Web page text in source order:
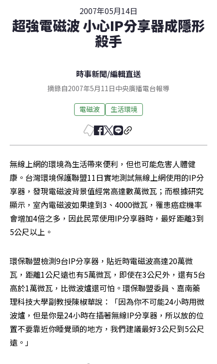
2007年05月14日
超強電磁波 小心IP分享器成隱形
殺手
時事新聞/編輯直送
摘錄自2007年5月11日中央廣播電台報導
電磁波 生活環境
無線上網的環境為生活帶來便利，但也可能危害人體健
康。台灣環境保護聯盟11日實地測試無線上網使用的IP分
享器，發現電磁波背景值經常高達數萬微瓦；而根據研究
顯示，室內電磁波如果達到3、4000微瓦，罹患癌症機率
會增加4倍之多，因此民眾使用IP分享器時，最好距離3到
5公尺以上。
環保聯盟檢測9台IP分享器，貼近時電磁波高達20萬微
瓦，距離1公尺遠也有5萬微瓦，即使在3公尺外，還有5台
高於1萬微瓦，比微波爐還可怕。環保聯盟委員、嘉南藥
理科技大學副教授陳椒華說：「因為你不可能24小時用微
波爐，但是你是24小時在插著無線IP分享器，所以放的位
置不要靠近你睡覺頭的地方，我們建議最好3公尺到5公尺
遠。」